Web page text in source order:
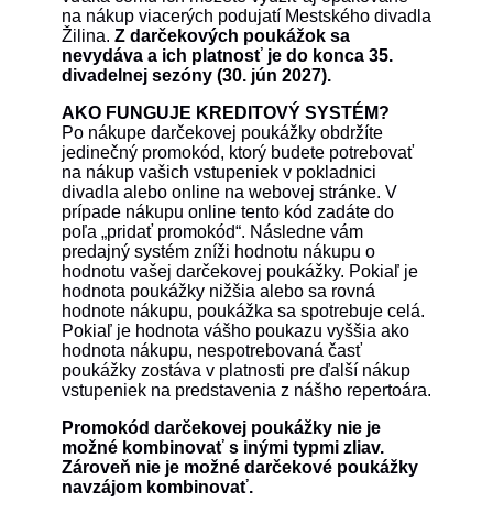
na nákup viacerých podujatí Mestského divadla
Žilina. Z darčekových poukážok sa
nevydáva a ich platnosť je do konca 35.
divadelnej sezóny (30. jún 2027).
AKO FUNGUJE KREDITOVÝ SYSTÉM?
Po nákupe darčekovej poukážky obdržíte
jedinečný promokód, ktorý budete potrebovať
na nákup vašich vstupeniek v pokladnici
divadla alebo online na webovej stránke. V
prípade nákupu online tento kód zadáte do
poľa „pridať promokód“. Následne vám
predajný systém zníži hodnotu nákupu o
hodnotu vašej darčekovej poukážky. Pokiaľ je
hodnota poukážky nižšia alebo sa rovná
hodnote nákupu, poukážka sa spotrebuje celá.
Pokiaľ je hodnota vášho poukazu vyššia ako
hodnota nákupu, nespotrebovaná časť
poukážky zostáva v platnosti pre ďalší nákup
vstupeniek na predstavenia z nášho repertoára.
Promokód darčekovej poukážky nie je
možné kombinovať s inými typmi zliav.
Zároveň nie je možné darčekové poukážky
navzájom kombinovať.